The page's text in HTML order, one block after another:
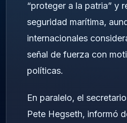
“proteger a la patria” y
seguridad marítima,
internacionales
señal de fuerza con
políticas.
En paralelo, el
Pete Hegseth, informó